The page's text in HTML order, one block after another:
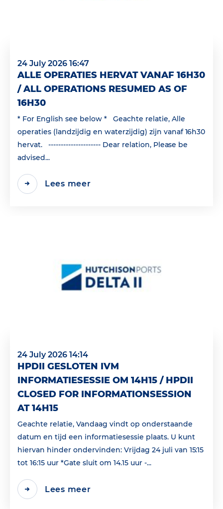
24 July 2026 16:47
ALLE OPERATIES HERVAT VANAF 16H30
/ ALL OPERATIONS RESUMED AS OF
16H30
* For English see below * Geachte relatie, Alle
operaties (landzijdig en waterzijdig) zijn vanaf 16h30
hervat. --------------------- Dear relation, Please be
advised...
Lees meer
24 July 2026 14:14
HPDII GESLOTEN IVM
INFORMATIESESSIE OM 14H15 / HPDII
CLOSED FOR INFORMATIONSESSION
AT 14H15
Geachte relatie, Vandaag vindt op onderstaande
datum en tijd een informatiesessie plaats. U kunt
hiervan hinder ondervinden: Vrijdag 24 juli van 15:15
tot 16:15 uur *Gate sluit om 14.15 uur -...
Lees meer